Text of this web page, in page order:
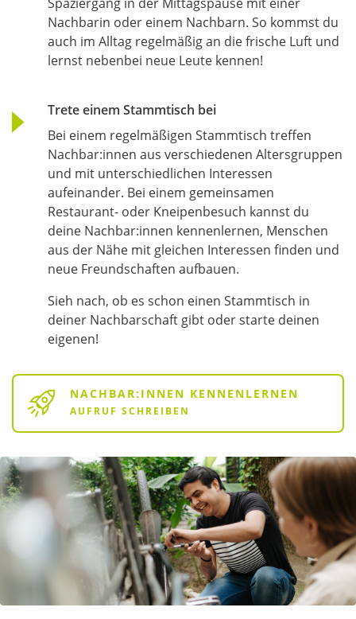
Nachbarin oder einem Nachbarn. So kommst du
auch im Alltag regelmäßig an die frische Luft und
lernst nebenbei neue Leute kennen!
Trete einem Stammtisch bei
Bei einem regelmäßigen Stammtisch treffen
Nachbar:innen aus verschiedenen Altersgruppen
und mit unterschiedlichen Interessen
aufeinander. Bei einem gemeinsamen
Restaurant- oder Kneipenbesuch kannst du
deine Nachbar:innen kennenlernen, Menschen
aus der Nähe mit gleichen Interessen finden und
neue Freundschaften aufbauen.
Sieh nach, ob es schon einen Stammtisch in
deiner Nachbarschaft gibt oder starte deinen
eigenen!
NACHBAR:INNEN KENNENLERNEN
AUFRUF SCHREIBEN